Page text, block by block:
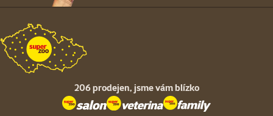
206 prodejen, jsme vám blízko